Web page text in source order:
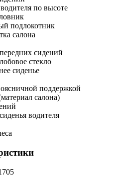
по высоте
подлокотник
салона
сидений
стекло
сиденье
поддержкой
салона)
водителя